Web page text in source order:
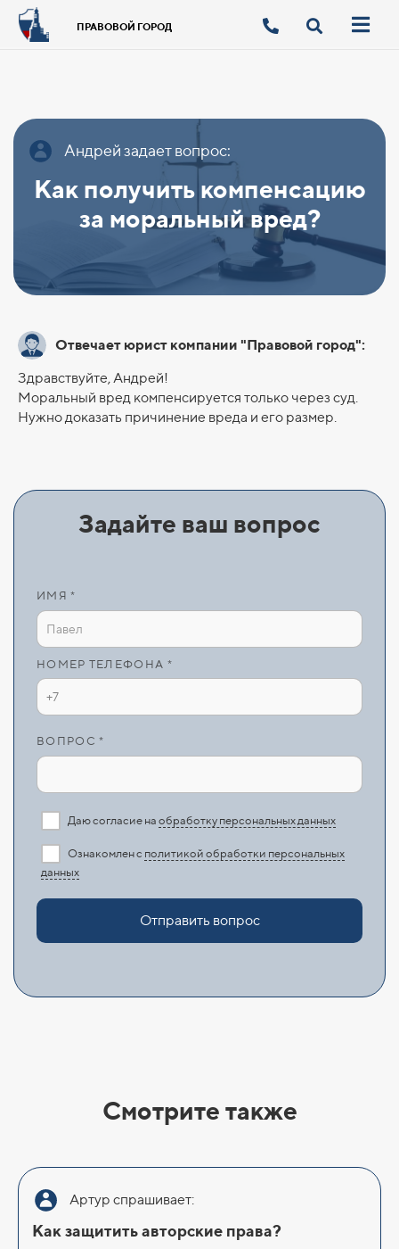
ПРАВОВОЙ ГОРОД
Андрей задает вопрос:
Как получить компенсацию
за моральный вред?
Отвечает юрист компании "Правовой город":
Здравствуйте, Андрей!
Моральный вред компенсируется только через суд.
Нужно доказать причинение вреда и его размер.
Задайте ваш вопрос
ИМЯ *
НОМЕР ТЕЛЕФОНА *
ВОПРОС *
Даю согласие на обработку персональных данных
Ознакомлен с политикой обработки персональных
данных
Отправить вопрос
Смотрите также
Артур спрашивает:
Как защитить авторские права?